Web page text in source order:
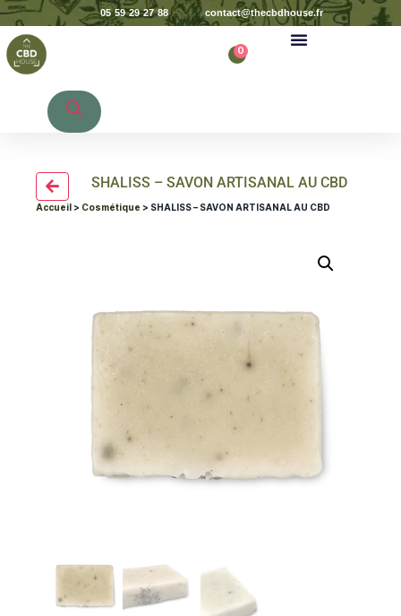
05 59 29 27 88 contact@thecbdhouse.fr
0
SHALISS – SAVON ARTISANAL AU CBD
Accueil > Cosmétique > SHALISS – SAVON ARTISANAL AU CBD